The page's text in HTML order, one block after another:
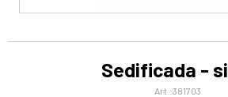
Sedificada -
381703